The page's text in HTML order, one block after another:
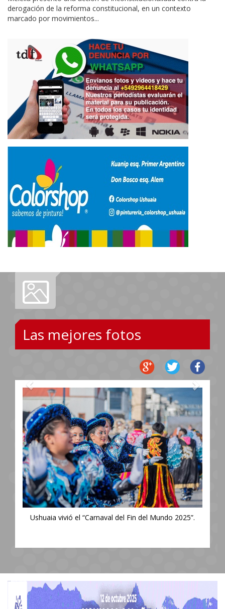
derogación de la reforma constitucional, en un contexto
marcado por movimientos...
Las mejores fotos
Ushuaia vivió el “Carnaval del Fin del Mundo 2025”.
Anterior